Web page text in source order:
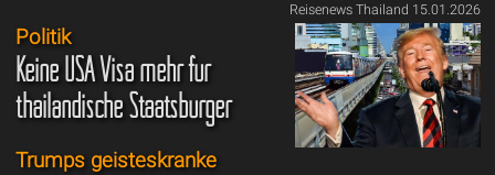
Reisenews Thailand 15.01.2026
Politik
Keine USA Visa mehr für
thailändische Staatsbürger
Trumps geisteskranke